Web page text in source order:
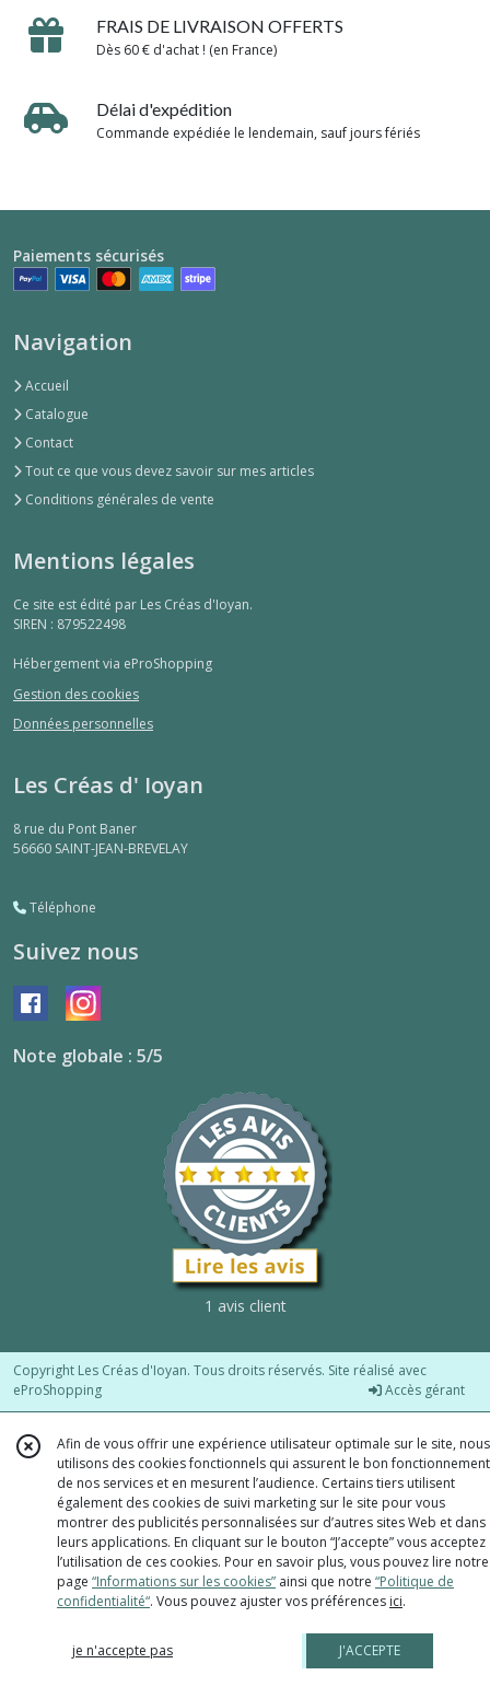
FRAIS DE LIVRAISON OFFERTS
Dès 60 € d'achat ! (en France)
Délai d'expédition
Commande expédiée le lendemain, sauf jours fériés
Paiements sécurisés
Navigation
Accueil
Catalogue
Contact
Tout ce que vous devez savoir sur mes articles
Conditions générales de vente
Mentions légales
Ce site est édité par Les Créas d'Ioyan.
SIREN : 879522498
Hébergement via eProShopping
Gestion des cookies
Données personnelles
Les Créas d' Ioyan
8 rue du Pont Baner
56660 SAINT-JEAN-BREVELAY
Téléphone
Suivez nous
Note globale : 5/5
1 avis client
Copyright Les Créas d'Ioyan. Tous droits réservés. Site réalisé avec
eProShopping
Accès gérant
Afin de vous offrir une expérience utilisateur optimale sur le site, nous
utilisons des cookies fonctionnels qui assurent le bon fonctionnement
de nos services et en mesurent l’audience. Certains tiers utilisent
également des cookies de suivi marketing sur le site pour vous
montrer des publicités personnalisées sur d’autres sites Web et dans
leurs applications. En cliquant sur le bouton “J’accepte” vous acceptez
l’utilisation de ces cookies. Pour en savoir plus, vous pouvez lire notre
page “Informations sur les cookies” ainsi que notre “Politique de
confidentialité“. Vous pouvez ajuster vos préférences ici.
je n'accepte pas J'ACCEPTE